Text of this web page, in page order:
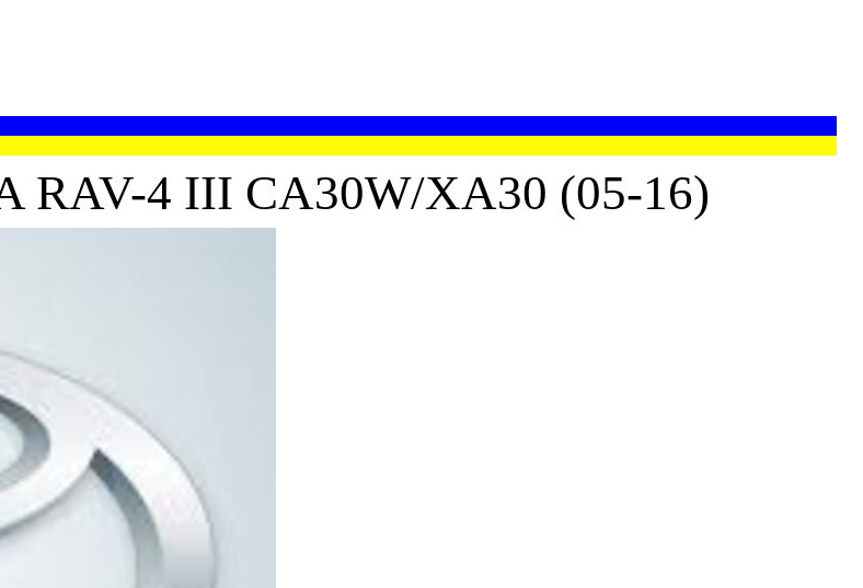
4 III CA30W/XA30 (05-16)